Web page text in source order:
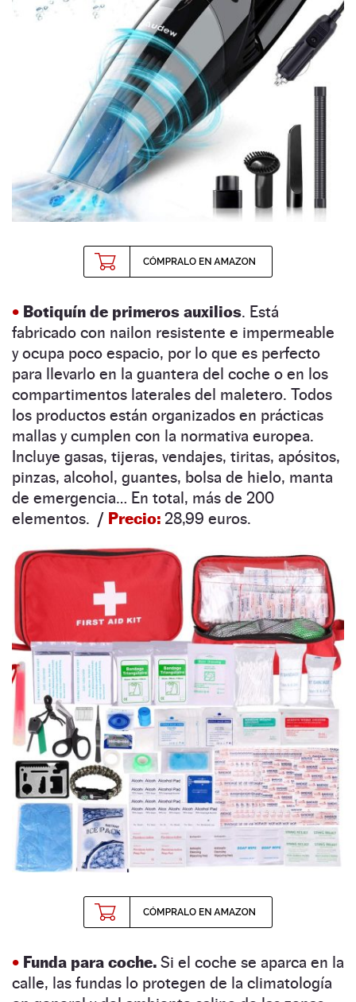
• Botiquín de primeros auxilios. Está
fabricado con nailon resistente e impermeable
y ocupa poco espacio, por lo que es perfecto
para llevarlo en la guantera del coche o en los
compartimentos laterales del maletero. Todos
los productos están organizados en prácticas
mallas y cumplen con la normativa europea.
Incluye gasas, tijeras, vendajes, tiritas, apósitos,
pinzas, alcohol, guantes, bolsa de hielo, manta
de emergencia… En total, más de 200
elementos. / Precio: 28,99 euros.
• Funda para coche. Si el coche se aparca en la
calle, las fundas lo protegen de la climatología